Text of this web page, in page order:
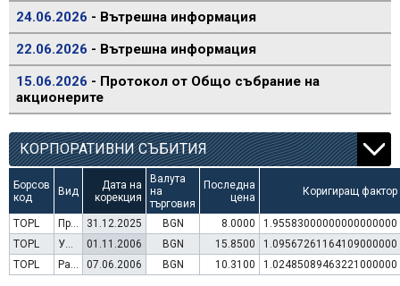
24.06.2026 - Вътрешна информация
22.06.2026 - Вътрешна информация
15.06.2026 - Протокол от Общо събрание на
акционерите
КОРПОРАТИВНИ СЪБИТИЯ
Борсов
код
Вид
Дата на
корекция
Валута
на
търговия
Последна
цена
Коригиращ фактор
TOPL Преминаване към търговия в Евро 31.12.2025 BGN 8.0000
1.95583000000000000000
TOPL
Увеличение на капитал (права) 01.11.2006 BGN 15.8500
1.09567261164109000000
TOPL
Раздаване на дивидент 07.06.2006 BGN 10.3100 1.02485089463221000000